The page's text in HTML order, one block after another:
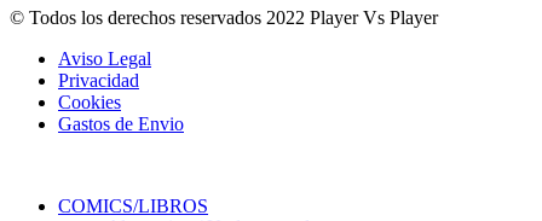
© Todos los derechos reservados 2022 Player Vs Player
Aviso Legal
Privacidad
Cookies
Gastos de Envio
COMICS/LIBROS